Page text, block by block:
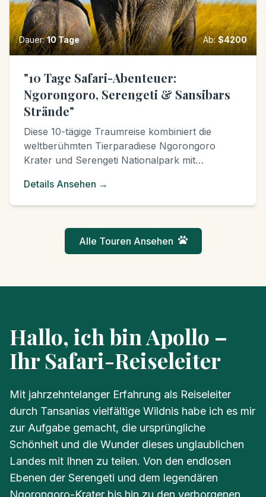
Dauer:10Tage Ab:$4200
"10 Tage Safari-Abenteuer:
Ngorongoro, Serengeti & Sansibars
Strände"
Diese 10-tägige Traumreise kombiniert die
weltberühmten Tierparadiese Ngorongoro
Krater und Serengeti Nationalpark mit
Sandstränden von Sansibar. Erleben Sie die
"Big Five", die Große Migration (saisonal) und
Seele baumeln lassen.
Details Ansehen →
Alle Touren Ansehen
Hallo, ich bin Apollo –
Ihr Safari-Reiseleiter
Mit jahrzehntelanger Erfahrung als Reiseleiter
durch Tansanias vielfältige Wildnis habe ich es mir
zur Aufgabe gemacht, die ursprüngliche
Schönheit und die Wunder dieses unglaublichen
Landes mit Ihnen zu teilen. Von den endlosen
Ebenen der Serengeti und dem legendären
Ngorongoro-Krater bis hin zu den verborgenen